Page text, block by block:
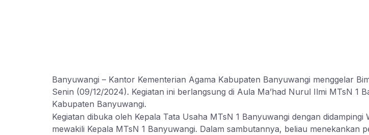
Banyuwangi – Kantor Kementerian Agama Kabupaten Banyuwangi menggelar
Senin (09/12/2024). Kegiatan ini berlangsung di Aula Ma’had Nurul Ilmi MTsN 1
Kabupaten Banyuwangi.
Kegiatan dibuka oleh Kepala Tata Usaha MTsN 1 Banyuwangi dengan
mewakili Kepala MTsN 1 Banyuwangi. Dalam sambutannya, beliau menekankan